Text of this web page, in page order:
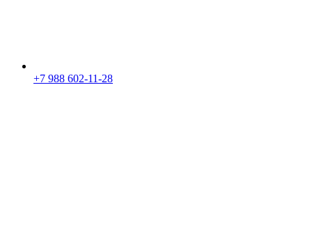
+7 988 602-11-28